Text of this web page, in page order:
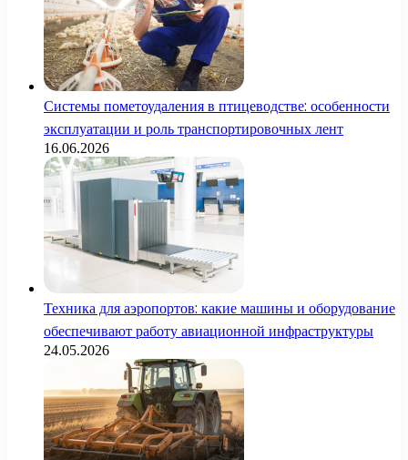
Системы пометоудаления в птицеводстве: особенности
эксплуатации и роль транспортировочных лент
16.06.2026
Техника для аэропортов: какие машины и оборудование
обеспечивают работу авиационной инфраструктуры
24.05.2026